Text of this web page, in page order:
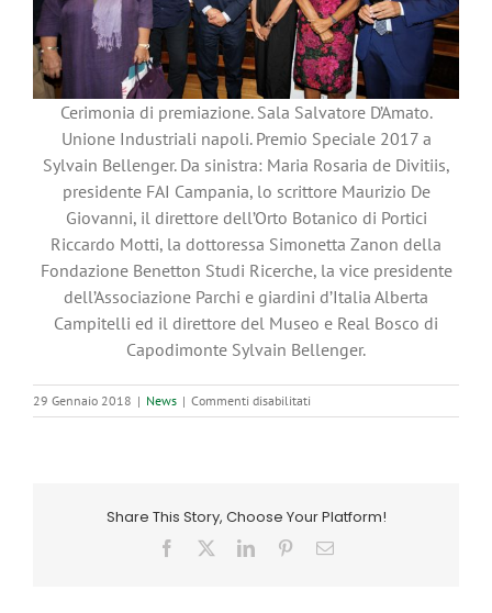
Cerimonia di premiazione. Sala Salvatore D’Amato.
Unione Industriali napoli. Premio Speciale 2017 a
Sylvain Bellenger. Da sinistra: Maria Rosaria de Divitiis,
presidente FAI Campania, lo scrittore Maurizio De
Giovanni, il direttore dell’Orto Botanico di Portici
Riccardo Motti, la dottoressa Simonetta Zanon della
Fondazione Benetton Studi Ricerche, la vice presidente
dell’Associazione Parchi e giardini d’Italia Alberta
Campitelli ed il direttore del Museo e Real Bosco di
Capodimonte Sylvain Bellenger.
29 Gennaio 2018 | News | Commenti disabilitati
Con
di
9
Share This Story, Choose Your Platform!
Facebook LinkedInPinterestEmail